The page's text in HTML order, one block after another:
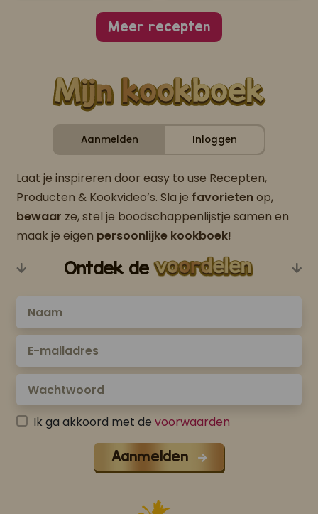
Meer recepten
Aanmelden Inloggen
Laat je inspireren door easy to use Recepten,
Producten & Kookvideo’s. Sla je favorietenop,
bewaar ze, stel je boodschappenlijstje samen en
maak je eigen persoonlijke kookboek!
Ontdek de
Ik ga akkoord met de voorwaarden
Aanmelden